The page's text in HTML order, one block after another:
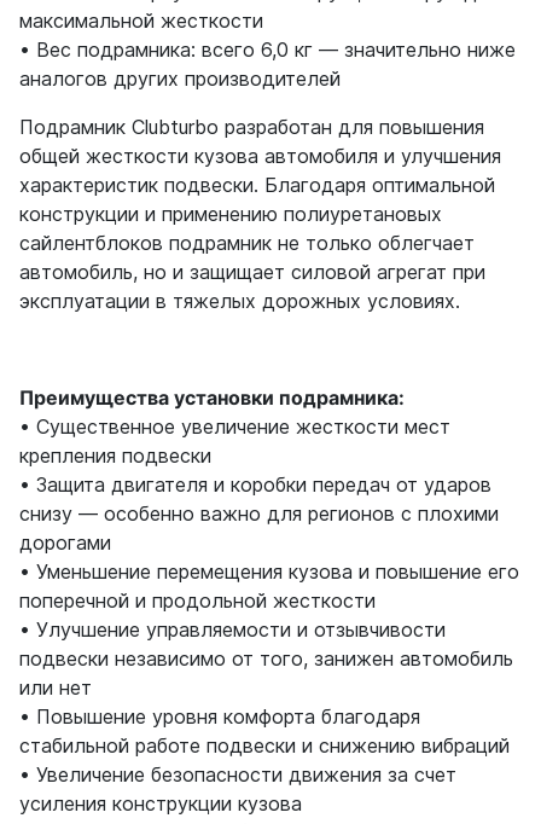
максимальной жесткости
• Вес подрамника: всего 6,0 кг — значительно ниже
аналогов других производителей
Подрамник Clubturbo разработан для повышения
общей жесткости кузова автомобиля и улучшения
характеристик подвески. Благодаря оптимальной
конструкции и применению полиуретановых
сайлентблоков подрамник не только облегчает
автомобиль, но и защищает силовой агрегат при
эксплуатации в тяжелых дорожных условиях.
Преимущества установки подрамника:
• Существенное увеличение жесткости мест
крепления подвески
• Защита двигателя и коробки передач от ударов
снизу — особенно важно для регионов с плохими
дорогами
• Уменьшение перемещения кузова и повышение его
поперечной и продольной жесткости
• Улучшение управляемости и отзывчивости
подвески независимо от того, занижен автомобиль
или нет
• Повышение уровня комфорта благодаря
стабильной работе подвески и снижению вибраций
• Увеличение безопасности движения за счет
усиления конструкции кузова